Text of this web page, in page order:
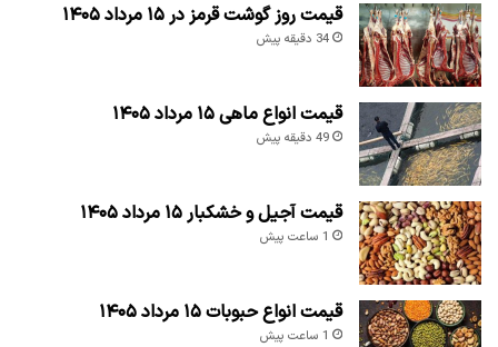
قیمت روز گوشت قرمز در ۱۵ مرداد ۱۴۰۵
34 دقیقه پیش
قیمت انواع ماهی ۱۵ مرداد ۱۴۰۵
49 دقیقه پیش
قیمت آجیل و خشکبار ۱۵ مرداد ۱۴۰۵
1 ساعت پیش
قیمت انواع حبوبات ۱۵ مرداد ۱۴۰۵
1 ساعت پیش